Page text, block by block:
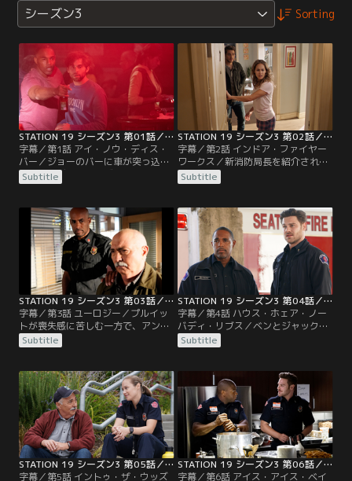
シーズン3 Sorting
STATION 19 シーズン3 第01話／字幕
字幕／第1話 アイ・ノウ・ディス・
バー／ジョーのバーに車が突っ込
み、アンディとサリヴァンは消防士
たちを率いて、ビルが倒壊する前に
Subtitle
STATION 19 シーズン3 第02話／字幕
字幕／第2話 インドア・ファイヤー
ワークス／新消防局長を紹介された
ステーション 19の隊員たちは戸惑い
を感じる。花火の爆発によって発生
ったベンは、新しい試みに挑戦する
ことを心に決める。
Subtitle
STATION 19 シーズン3 第03話／字幕
字幕／第3話 ユーロジー／プルイッ
トが喪失感に苦しむ一方で、アンデ
ィは悲しみを分かち合おうとせず、
仕事に没頭する。隊員たちは一酸化
隊長をめぐるサリヴァンの選択が物
議をかもす。
Subtitle
STATION 19 シーズン3 第04話／字幕
字幕／第4話 ハウス・ホェア・ノー
バディ・リブス／ベンとジャックは
人命救助のため、ホームレスの子供
たちをなだめようとする。きょうだ
る子もいれば、里子もいた。マヤは
チームをまとめようとがむしゃらに
なる。要求を却下されたプルイット
は、思い切った行動に出ることを宣
言する。
Subtitle
STATION 19 シーズン3 第05話／字幕
字幕／第5話 イントゥ・ザ・ウッズ
STATION 19 シーズン3 第06話／字幕
字幕／第6話 アイス・アイス・ベイ